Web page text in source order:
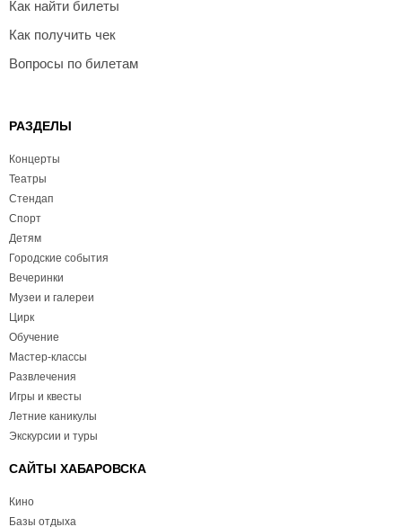
Как найти билеты
Как получить чек
Вопросы по билетам
РАЗДЕЛЫ
Концерты
Театры
Стендап
Спорт
Детям
Городские события
Вечеринки
Музеи и галереи
Цирк
Обучение
Мастер-классы
Развлечения
Игры и квесты
Летние каникулы
Экскурсии и туры
САЙТЫ ХАБАРОВСКА
Кино
Базы отдыха